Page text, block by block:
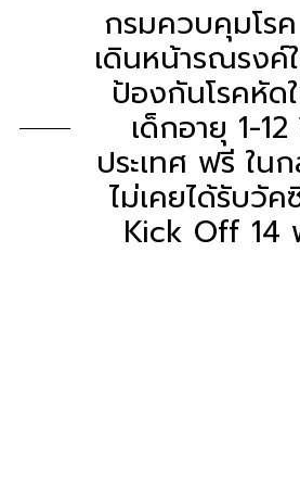
กรมควบคุมโร
เดินหน้ารณรงค์
ป้องกันโรคหัด
เด็กอายุ 1-
ประเทศ ฟรี ใน
ไม่เคยได้รับวัค
Kick Off 14